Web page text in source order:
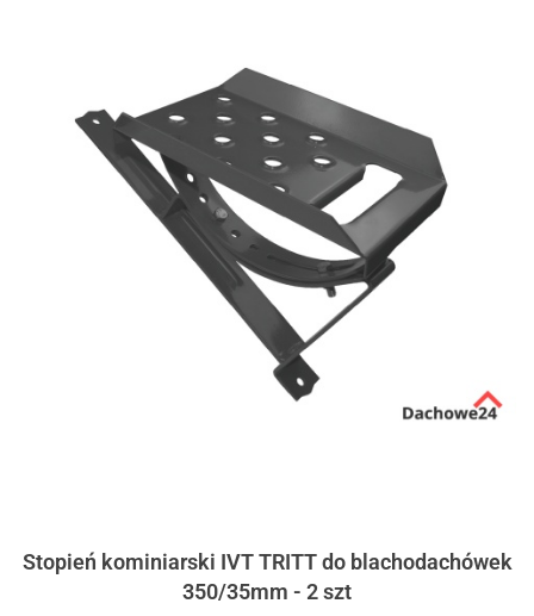
Stopień kominiarski IVT TRITT do blachodachówek
350/35mm - 2 szt